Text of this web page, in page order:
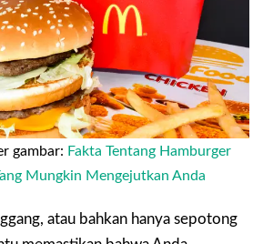
gambar: Fakta Tentang Hamburger
Mungkin Mengejutkan Anda
atau bahkan hanya sepotong